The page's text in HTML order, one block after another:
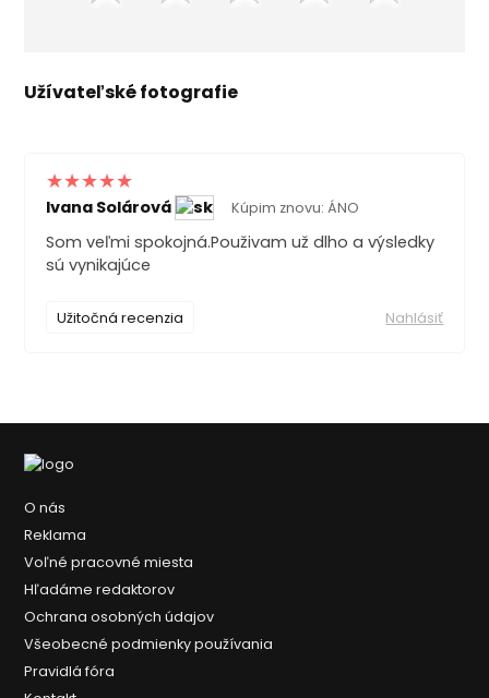
Ivana Solárová Kúpim znovu: ÁNO
Som veľmi spokojná.Použivam už dlho a výsledky
sú vynikajúce
Užitočná recenzia Nahlásiť
Užívateľské fotografie
O nás
Reklama
Voľné pracovné miesta
Hľadáme redaktorov
Ochrana osobných údajov
Všeobecné podmienky používania
Pravidlá fóra